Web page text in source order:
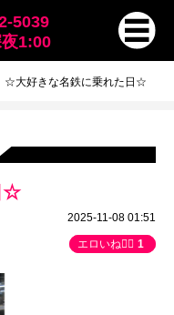
5039
1:00
☆大好きな名鉄に乗れた日☆
☆
2025-11-08 01:51
エロいね👍🏻 1